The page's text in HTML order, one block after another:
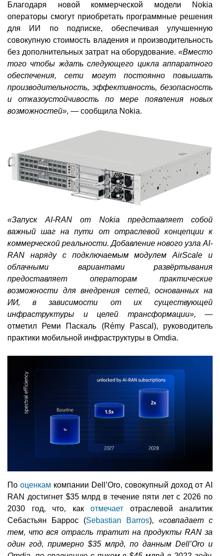
Благодаря новой коммерческой модели Nokia
операторы смогут приобретать программные решения
для ИИ по подписке, обеспечивая улучшенную
совокупную стоимость владения и производительность
без дополнительных затрат на оборудование. «Вместо
того чтобы ждать следующего цикла аппаратного
обеспечения, сети могут постоянно повышать
производительность, эффективность, безопасность
и отказоустойчивость по мере появления новых
возможностей», — сообщила Nokia.
«Запуск AI-RAN от Nokia представляет собой
важный шаг на пути от отраслевой концепции к
коммерческой реальности. Добавление нового узла AI-
RAN наряду с подключаемым модулем AirScale и
облачными вариантами развёртывания
предоставляет операторам практические
возможности для внедрения сетей, основанных на
ИИ, в зависимости от их существующей
инфраструктуры и целей трансформации», —
отметил Реми Паскаль (Rémy Pascal), руководитель
практики мобильной инфраструктуры в Omdia.
По оценкам компании Dell’Oro, совокупный доход от AI
RAN достигнет $35 млрд в течение пяти лет с 2026 по
2030 год, что, как отмечает отраслевой аналитик
Себастьян Баррос (Sebastian Barros), «совпадает с
тем, что вся отрасль тратит на продукты RAN за
один год, примерно $35 млрд, по данным Dell’Oro и